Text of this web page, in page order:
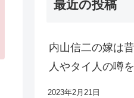
最近の投稿
内山信二の嫁は
人やタイ人の噂
2023年2月21日